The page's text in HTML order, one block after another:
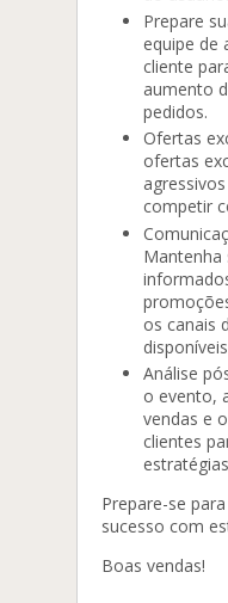
Prepare
equipe de
cliente
aumento
pedidos.
Ofertas
ofertas
competir
Mantenha
os canais
Análise
o evento,
vendas e
clientes
Prepare-se
sucesso com
Boas vendas!